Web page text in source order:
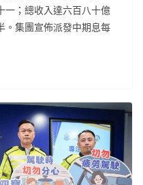
一；總收入達六百八十億
。集團宣佈派發中期息每